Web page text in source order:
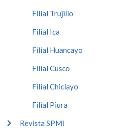
Filial Trujillo
Filial Ica
Filial Huancayo
Filial Cusco
Filial Chiclayo
Filial Piura
Revista SPMI